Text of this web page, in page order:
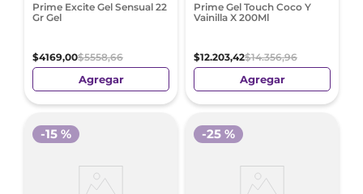
Prime Excite Gel Sensual 22
Gr Gel
$4169,00$5558,66
Agregar
Prime Gel Touch Coco Y
Vainilla X 200Ml
$12.203,42$14.356,96
Agregar
-15 % -25 %